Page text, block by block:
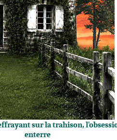
sur la trahison,
enterre